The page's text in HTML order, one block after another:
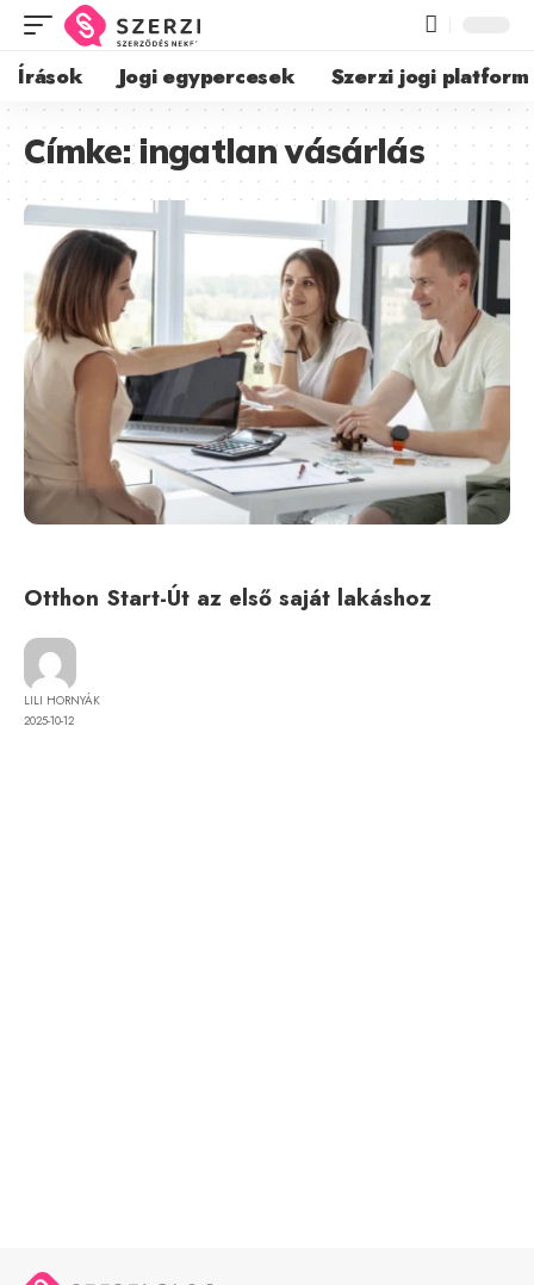
Írások Jogi egypercesek Szerzi jogi platform
Címke:ingatlan vásárlás
Otthon Start-Út az első saját lakáshoz
LILI HORNYÁK
2025-10-12